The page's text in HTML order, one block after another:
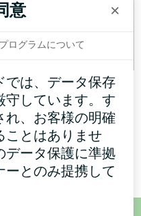
個人宅
プリットヒートポンプ ア
ティックホーム・ベーシッ
クシリーズ
意 ×
プログラムについて
では、データ保存
守しています。す
れ、お客様の明確
ことはありませ
データ保護に準拠
ーとのみ提携して